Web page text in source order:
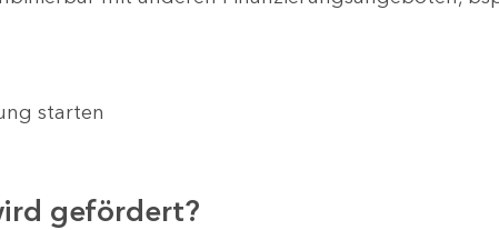
starten
gefördert?